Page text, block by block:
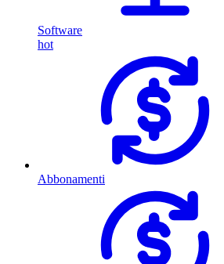
Software
hot
Abbonamenti